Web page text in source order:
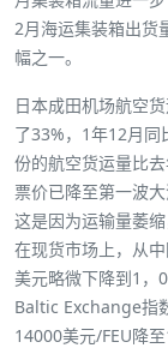
2月海运集装箱出货
幅之一。
日本成田机场航空
了33%，1年12月同
份的航空货运量比
票价已降至第一波
这是因为运输量萎缩
在现货市场上，从
美元略微下降到1，
Baltic Exchange指
14000美元/FEU降至